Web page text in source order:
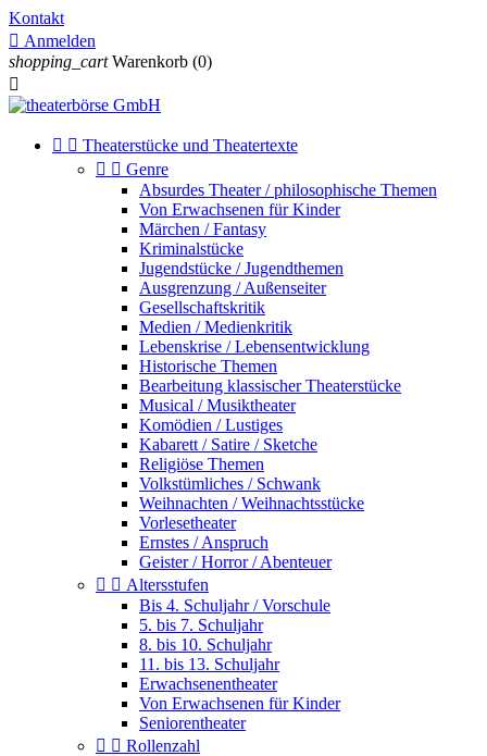
Kontakt
 Anmelden
shopping_cart Warenkorb (0)

  Theaterstücke und Theatertexte
  Genre
Absurdes Theater / philosophische Themen
Von Erwachsenen für Kinder
Märchen / Fantasy
Kriminalstücke
Jugendstücke / Jugendthemen
Ausgrenzung / Außenseiter
Gesellschaftskritik
Medien / Medienkritik
Lebenskrise / Lebensentwicklung
Historische Themen
Bearbeitung klassischer Theaterstücke
Musical / Musiktheater
Komödien / Lustiges
Kabarett / Satire / Sketche
Religiöse Themen
Volkstümliches / Schwank
Weihnachten / Weihnachtsstücke
Vorlesetheater
Ernstes / Anspruch
Geister / Horror / Abenteuer
  Altersstufen
Bis 4. Schuljahr / Vorschule
5. bis 7. Schuljahr
8. bis 10. Schuljahr
11. bis 13. Schuljahr
Erwachsenentheater
Von Erwachsenen für Kinder
Seniorentheater
  Rollenzahl